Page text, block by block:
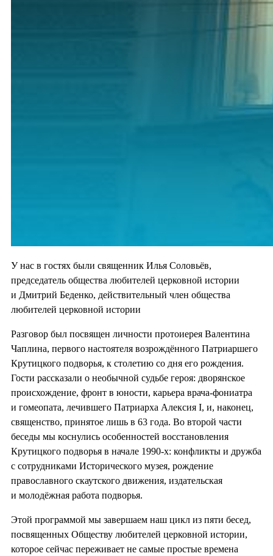
У нас в гостях были священник Илья Соловьёв,
председатель общества любителей церковной истории
и Дмитрий Беденко, действительный член общества
любителей церковной истории
Разговор был посвящен личности протоиерея Валентина
Чаплина, первого настоятеля возрождённого Патриаршего
Крутицкого подворья, к столетию со дня его рождения.
Гости рассказали о необычной судьбе героя: дворянское
происхождение, фронт в юности, карьера врача-фониатра
и гомеопата, лечившего Патриарха Алексия I, и, наконец,
священство, принятое лишь в 63 года. Во второй части
беседы мы коснулись особенностей восстановления
Крутицкого подворья в начале 1990-х: конфликты и дружба
с сотрудниками Исторического музея, рождение
православного скаутского движения, издательская
и молодёжная работа подворья.
Этой программой мы завершаем наш цикл из пяти бесед,
посвященных Обществу любителей церковной истории,
которое сейчас переживает не самые простые времена